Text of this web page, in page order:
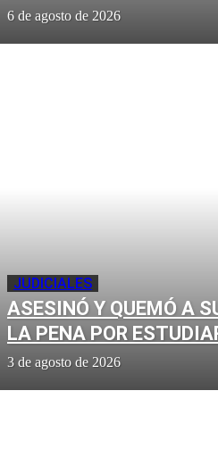
6 de agosto de 2026
JUDICIALES
ASESINÓ Y QUEMÓ A
LA PENA POR
3 de agosto de 2026